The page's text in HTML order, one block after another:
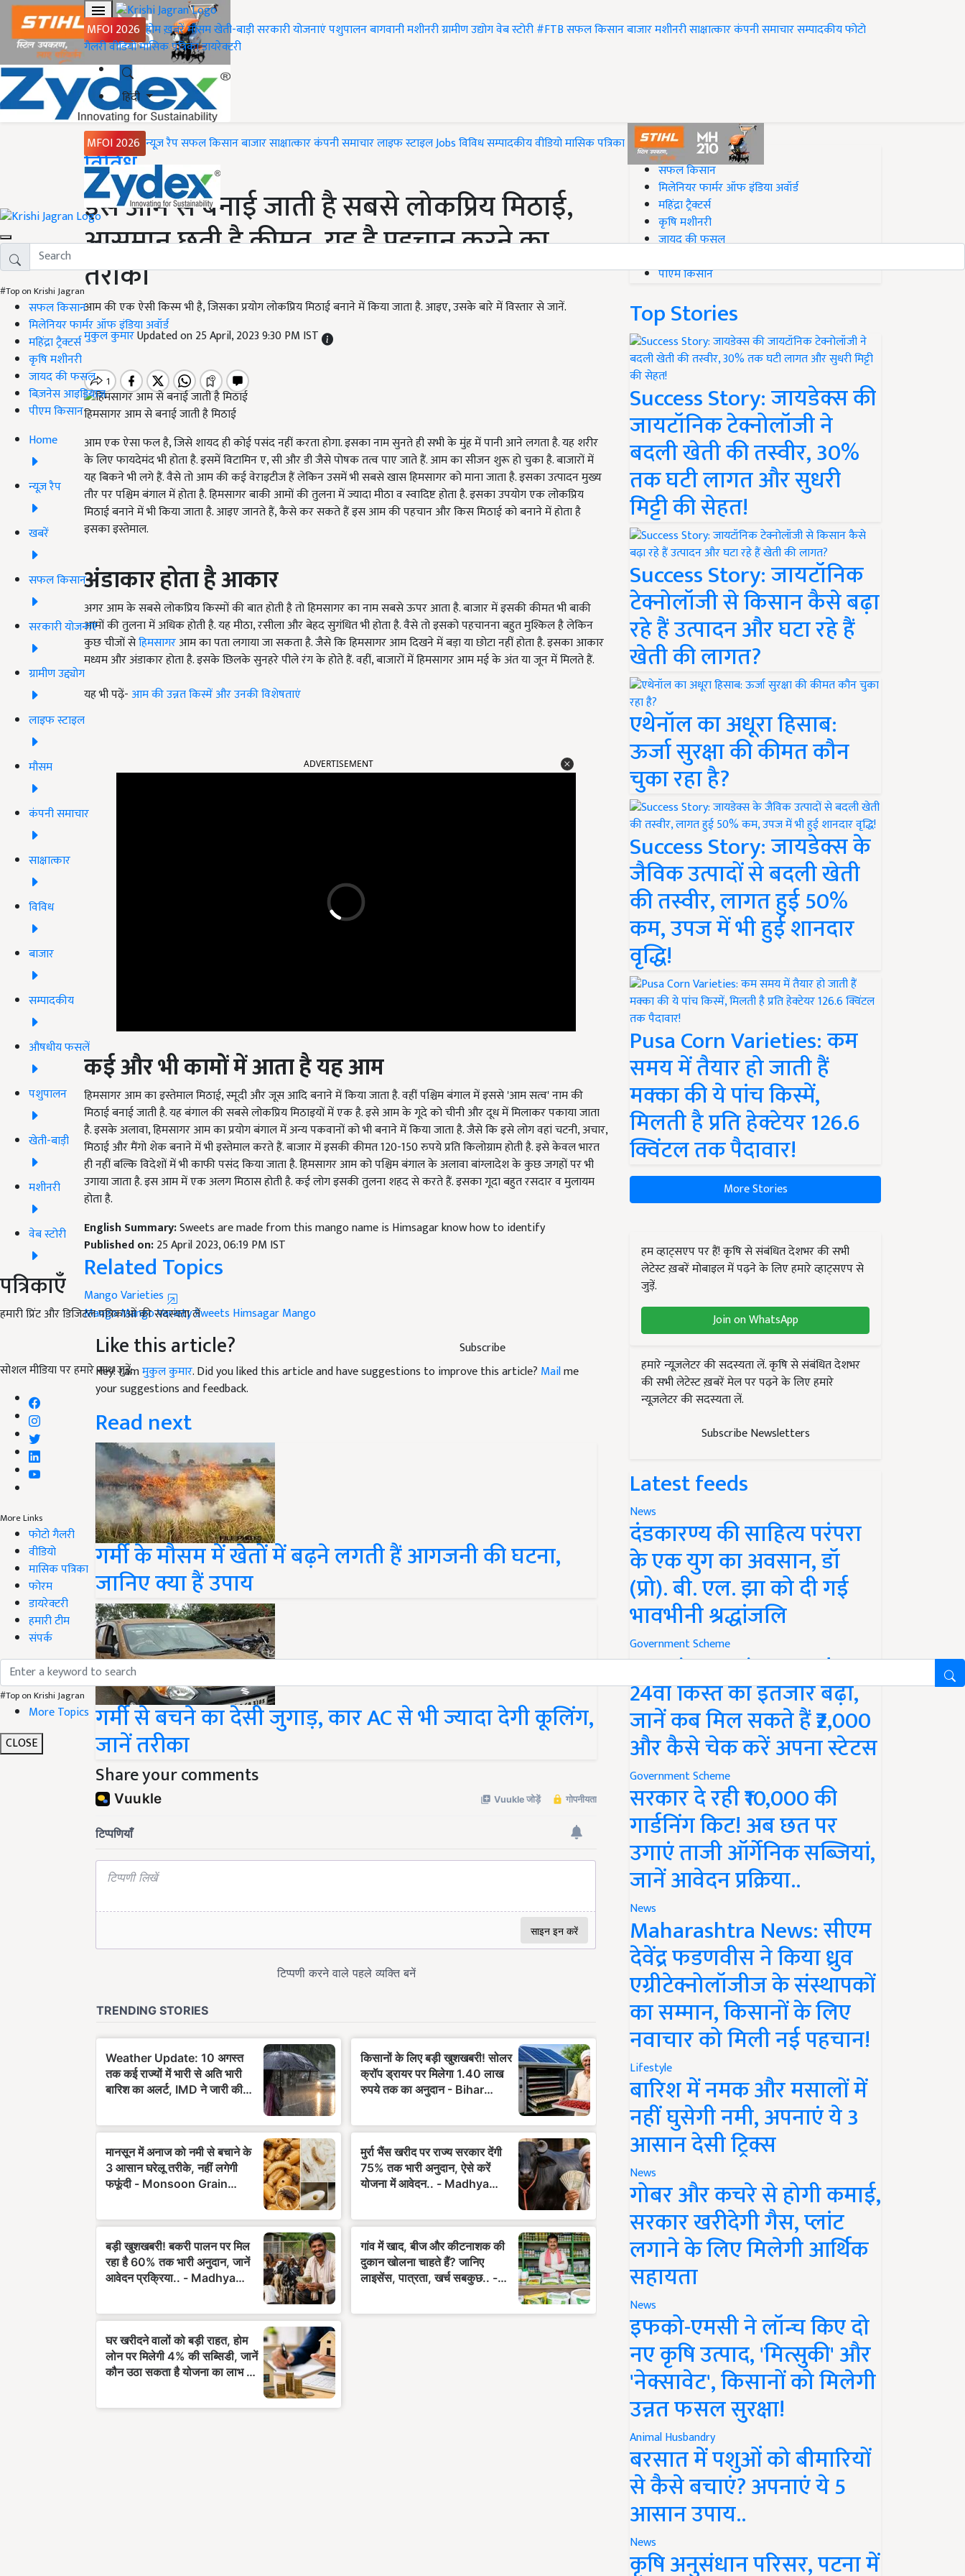
MFOI 2026 होमख़बरेंमौसमखेती-बाड़ीसरकारी योजनाएंपशुपालनबागवानीमशीनरीग्रामीण उद्योगवेब स्टोरी#FTBसफल किसानबाजारमशीनरीसाक्षात्कारकंपनी समाचारसम्पादकीयफोटो
गैलरीवीडियोमासिक पत्रिकाडायरेक्टरी
हिंदी
MFOI 2026 न्यूज़ रैपसफल किसानबाजारसाक्षात्कारकंपनी समाचारलाइफ स्टाइलJobsविविधसम्पादकीयवीडियोमासिक पत्रिका
#Top on Krishi Jagran
सफल किसान
मिलेनियर फार्मर ऑफ इंडिया अवॉर्ड
महिंद्रा ट्रैक्टर्स
कृषि मशीनरी
जायद की फसल
बिज़नेस आइडियाज
पीएम किसान
Home
न्यूज़ रैप
खबरें
सफल किसान
सरकारी योजनाएं
ग्रामीण उद्द्योग
लाइफ स्टाइल
मौसम
कंपनी समाचार
साक्षात्कार
विविध
बाजार
सम्पादकीय
औषधीय फसलें
पशुपालन
खेती-बाड़ी
मशीनरी
वेब स्टोरी
पत्रिकाएँ
हमारी प्रिंट और डिजिटल पत्रिकाओं की सदस्यता लें
Subscribe
सोशल मीडिया पर हमारे साथ जुड़ें:
More Links
फोटो गैलरी
वीडियो
मासिक पत्रिका
फोरम
डायरेक्टरी
हमारी टीम
संपर्क
#Top on Krishi Jagran
More Topics
CLOSE
Home
विविध
इस आम से बनाई जाती है सबसे लोकप्रिय मिठाई,
आसमान छूती है कीमत, यह है पहचान करने का
तरीका
आम की एक ऐसी किस्म भी है, जिसका प्रयोग लोकप्रिय मिठाई बनाने में किया जाता है. आइए, उसके बारे में विस्तार से जानें.
मुकुल कुमारUpdated on 25 April, 2023 9:30 PM IST
हिमसागर आम से बनाई जाती है मिठाई
आम एक ऐसा फल है, जिसे शायद ही कोई पसंद नहीं करता होगा. इसका नाम सुनते ही सभी के मुंह में पानी आने लगता है. यह शरीर
के लिए फायदेमंद भी होता है. इसमें विटामिन ए, सी और डी जैसे पोषक तत्व पाए जाते हैं. आम का सीजन शुरू हो चुका है. बाजारों में
यह बिकने भी लगे हैं. वैसे तो आम की कई वेराइटीज हैं लेकिन उसमें भी सबसे खास हिमसागर को माना जाता है. इसका उत्पादन मुख्य
तौर पर पश्चिम बंगाल में होता है. हिमसागर बाकी आमों की तुलना में ज्यादा मीठा व स्वादिष्ट होता है. इसका उपयोग एक लोकप्रिय
मिठाई बनाने में भी किया जाता है. आइए जानते हैं, कैसे कर सकते हैं इस आम की पहचान और किस मिठाई को बनाने में होता है
इसका इस्तेमाल.
अंडाकार होता है आकार
अगर आम के सबसे लोकप्रिय किस्मों की बात होती है तो हिमसागर का नाम सबसे ऊपर आता है. बाजार में इसकी कीमत भी बाकी
आमों की तुलना में अधिक होती है. यह मीठा, रसीला और बेहद सुगंधित भी होता है. वैसे तो इसको पहचानना बहुत मुश्किल है लेकिन
कुछ चीजों सेहिमसागरआम का पता लगाया जा सकता है. जैसे कि हिमसागर आम दिखने में बड़ा या छोटा नहीं होता है. इसका आकार
मध्यम और अंडाकार होता है. इसके छिलके सुनहरे पीले रंग के होते हैं. वहीं, बाजारों में हिमसागर आम मई के अंत या जून में मिलते हैं.
यह भी पढ़ें- आम की उन्नत किस्में और उनकी विशेषताएं
कई और भी कामों में आता है यह आम
हिमसागर आम का इस्तेमाल मिठाई, स्मूदी और जूस आदि बनाने में किया जाता है. वहीं पश्चिम बंगाल में इससे 'आम सत्व' नाम की
मिठाई बनाई जाती है. यह बंगाल की सबसे लोकप्रिय मिठाइयों में एक है. इसे आम के गूदे को चीनी और दूध में मिलाकर पकाया जाता
है. इसके अलावा, हिमसागर आम का प्रयोग बंगाल में अन्य पकवानों को भी बनाने में किया जाता है. जैसे कि इसे लोग वहां चटनी, अचार,
मिठाई और मैंगो शेक बनाने में भी इस्तेमाल करते हैं. बाजार में इसकी कीमत 120-150 रुपये प्रति किलोग्राम होती है. इसे केवल भारत
ही नहीं बल्कि विदेशों में भी काफी पसंद किया जाता है. हिमसागर आम को पश्चिम बंगाल के अलावा बांग्लादेश के कुछ जगहों पर भी
उगाया जाता है. इस आम में एक अलग मिठास होती है. कई लोग इसकी तुलना शहद से करते हैं. इसका गूदा बहुत रसदार व मुलायम
होता है.
Published on:25 April 2023, 06:19 PM IST
Related Topics
Mango Varieties
MangoMango Variety
Like this article?
Hey! I amमुकुल कुमार. Did you liked this article and have suggestions to improve this article?
your suggestions and feedback.
Read next
गर्मी के मौसम में खेतों में बढ़ने लगती हैं आगजनी की घटना,
जानिए क्या हैं उपाय
गर्मी से बचने का देसी जुगाड़, कार AC से भी ज्यादा देगी कूलिंग,
जानें तरीका
Share your comments
#Top on Krishi Jagran
सफल किसान
मिलेनियर फार्मर ऑफ इंडिया अवॉर्ड
महिंद्रा ट्रैक्टर्स
कृषि मशीनरी
जायद की फसल
पीएम किसान
Top Stories
Success Story: जायडेक्स की
जायटॉनिक टेक्नोलॉजी ने
बदली खेती की तस्वीर, 30%
तक घटी लागत और सुधरी
मिट्टी की सेहत!
Success Story: जायटॉनिक
टेक्नोलॉजी से किसान कैसे बढ़ा
रहे हैं उत्पादन और घटा रहे हैं
खेती की लागत?
एथेनॉल का अधूरा हिसाब:
ऊर्जा सुरक्षा की कीमत कौन
चुका रहा है?
Success Story: जायडेक्स के
जैविक उत्पादों से बदली खेती
की तस्वीर, लागत हुई 50%
कम, उपज में भी हुई शानदार
वृद्धि!
Pusa Corn Varieties: कम
समय में तैयार हो जाती हैं
मक्का की ये पांच किस्में,
मिलती है प्रति हेक्टेयर 126.6
क्विंटल तक पैदावार!
More Stories
हम व्हाट्सएप पर हैं! कृषि से संबंधित देशभर की सभी
लेटेस्ट ख़बरें मोबाइल में पढ़ने के लिए हमारे व्हाट्सएप से
जुड़ें.
Join on WhatsApp
हमारे न्यूज़लेटर की सदस्यता लें. कृषि से संबंधित देशभर
की सभी लेटेस्ट ख़बरें मेल पर पढ़ने के लिए हमारे
न्यूज़लेटर की सदस्यता लें.
Subscribe Newsletters
Latest feeds
News
दंडकारण्य की साहित्य परंपरा
के एक युग का अवसान, डॉ
(प्रो). बी. एल. झा को दी गई
भावभीनी श्रद्धांजलि
Government Scheme
PM Kisan Yojana Update:
24वीं किस्त का इंतजार बढ़ा,
जानें कब मिल सकते हैं ₹2,000
और कैसे चेक करें अपना स्टेटस
Government Scheme
सरकार दे रही ₹10,000 की
गार्डनिंग किट! अब छत पर
उगाएं ताजी ऑर्गेनिक सब्जियां,
जानें आवेदन प्रक्रिया..
News
Maharashtra News: सीएम
देवेंद्र फडणवीस ने किया ध्रुव
एग्रीटेक्नोलॉजीज के संस्थापकों
का सम्मान, किसानों के लिए
नवाचार को मिली नई पहचान!
Lifestyle
बारिश में नमक और मसालों में
नहीं घुसेगी नमी, अपनाएं ये 3
आसान देसी ट्रिक्स
News
गोबर और कचरे से होगी कमाई,
सरकार खरीदेगी गैस, प्लांट
लगाने के लिए मिलेगी आर्थिक
सहायता
News
इफको-एमसी ने लॉन्च किए दो
नए कृषि उत्पाद, 'मित्सुकी' और
'नेक्सावेट', किसानों को मिलेगी
उन्नत फसल सुरक्षा!
Animal Husbandry
बरसात में पशुओं को बीमारियों
से कैसे बचाएं? अपनाएं ये 5
आसान उपाय..
News
कृषि अनुसंधान परिसर, पटना में